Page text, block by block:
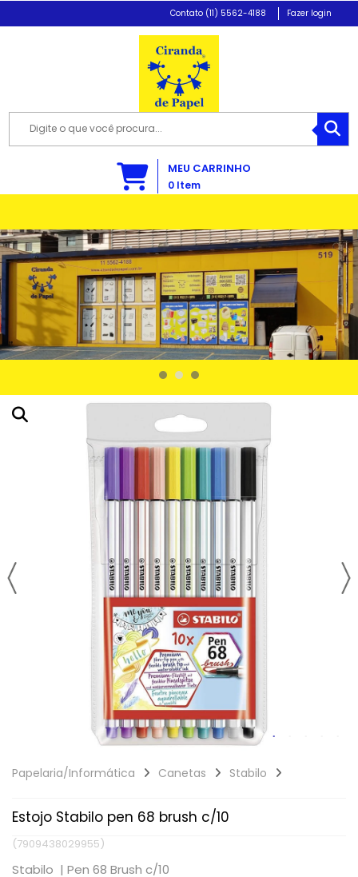
(11) 5562-4188 Fazer login
MEU CARRINHO
0 Item
Papelaria/Informática Canetas Stabilo
Estojo Stabilo pen 68 brush c/10
(7909438029955)
Stabilo | Pen 68 Brush c/10